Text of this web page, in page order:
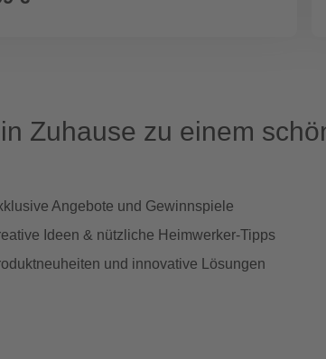
Zuhause zu einem
Angebote und Gewinnspiele
Ideen & nützliche Heimwerker-Tipps
und innovative Lösungen